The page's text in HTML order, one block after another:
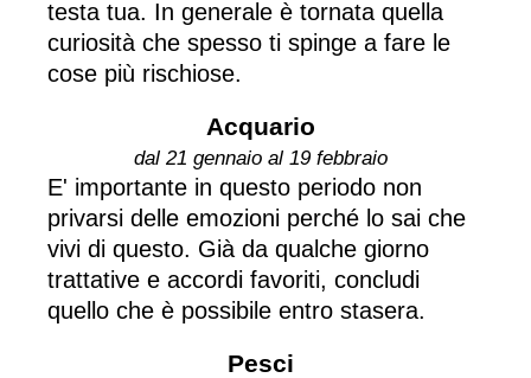
testa tua. In generale è tornata quella
curiosità che spesso ti spinge a fare le
cose più rischiose.
Acquario
dal 21 gennaio al 19 febbraio
E' importante in questo periodo non
privarsi delle emozioni perché lo sai che
vivi di questo. Già da qualche giorno
trattative e accordi favoriti, concludi
quello che è possibile entro stasera.
Pesci